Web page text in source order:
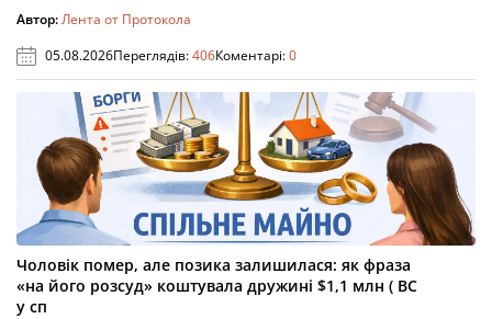
Автор:Лента от Протокола
05.08.2026Переглядів:406Коментарі:0
Чоловік помер, але позика залишилася: як фраза
«на його розсуд» коштувала дружині $1,1 млн ( ВС
у сп